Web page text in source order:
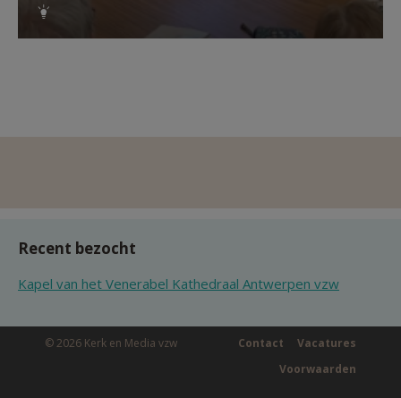
Recent bezocht
Kapel van het Venerabel Kathedraal Antwerpen vzw
© 2026 Kerk en Media vzw Vacatures
Contact
Voorwaarden